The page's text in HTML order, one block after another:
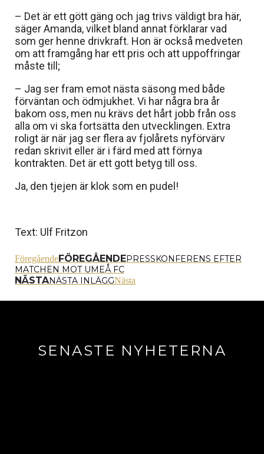
– Det är ett gött gäng och jag trivs väldigt bra här,
säger Amanda, vilket bland annat förklarar vad
som ger henne drivkraft. Hon är också medveten
om att framgång har ett pris och att uppoffringar
måste till;
– Jag ser fram emot nästa säsong med både
förväntan och ödmjukhet. Vi har några bra år
bakom oss, men nu krävs det hårt jobb från oss
alla om vi ska fortsätta den utvecklingen. Extra
roligt är när jag ser flera av fjolårets nyförvärv
redan skrivit eller är i färd med att förnya
kontrakten. Det är ett gott betyg till oss.
Ja, den tjejen är klok som en pudel!
Text: Ulf Fritzon
FöregåendeFÖREGÅENDEPRESSKONFERENS EFTER
MATCHEN MOT UMEÅ FC
NÄSTANÄSTA INLÄGGNästa
SENASTE NYHETERNA